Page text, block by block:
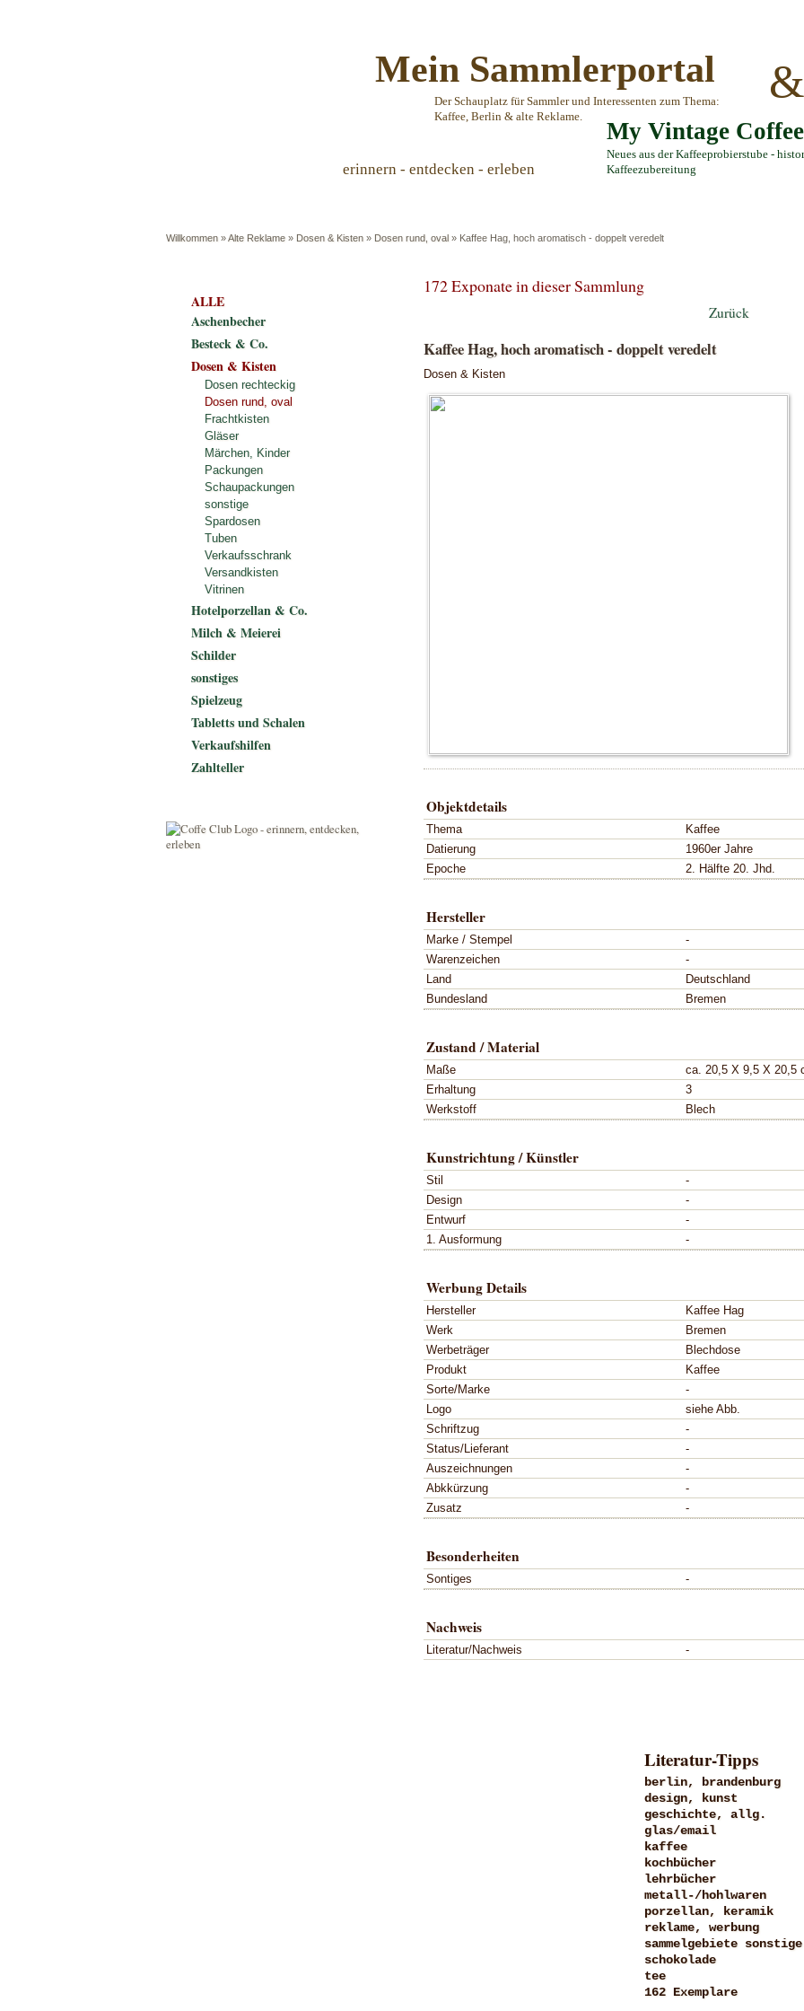
Mein Sammlerportal
Der Schauplatz für Sammler und Interessenten zum Thema:
Kaffee, Berlin & alte Reklame.
&
My Vintage
Neues aus der Kaffeeprobierstube -
Kaffeezubereitung
erinnern - entdecken - erleben
Willkommen »Alte Reklame » Dosen & Kisten » Dosen rund, oval » Kaffee Hag, hoch aromatisch - doppelt veredelt
172 Exponate in dieser Sammlung
Zurück
Kaffee Hag, hoch aromatisch - doppelt veredelt
Dosen & Kisten
Objektdetails
Thema
Kaffee
Datierung
1960er Jahre
Epoche
2. Hälfte 20. Jhd.
Hersteller
Marke / Stempel
-
Warenzeichen
-
Land
Deutschland
Bundesland
Bremen
Zustand / Material
Maße
ca. 20,5 X 9,5 X 20,5
Erhaltung
3
Werkstoff
Blech
Kunstrichtung / Künstler
Stil
-
Design
-
Entwurf
-
1. Ausformung
-
Werbung Details
Hersteller
Kaffee Hag
Werk
Bremen
Werbeträger
Blechdose
Produkt
Kaffee
Sorte/Marke
-
Logo
siehe Abb.
Schriftzug
-
Status/Lieferant
-
Auszeichnungen
-
Abkkürzung
-
Zusatz
-
Besonderheiten
Sontiges -
Nachweis
Literatur/Nachweis -
ALLE
Aschenbecher
Besteck & Co.
Dosen & Kisten
Dosen rechteckig
Dosen rund, oval
Frachtkisten
Gläser
Märchen, Kinder
Packungen
Schaupackungen
sonstige
Spardosen
Tuben
Verkaufsschrank
Versandkisten
Vitrinen
Hotelporzellan & Co.
Milch & Meierei
Schilder
sonstiges
Spielzeug
Tabletts und Schalen
Verkaufshilfen
Zahlteller
Literatur-Tipps
berlin, brandenburg
design, kunst
geschichte, allg.
glas/email
kaffee
kochbücher
lehrbücher
metall-/hohlwaren
porzellan, keramik
reklame, werbung
sammelgebiete sonstige
schokolade
tee
162 Exemplare